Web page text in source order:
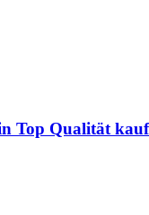
Top Qualität